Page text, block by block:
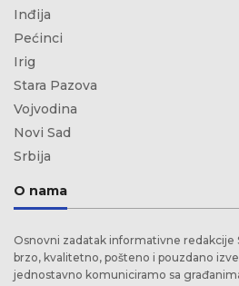
Inđija
Pećinci
Irig
Stara Pazova
Vojvodina
Novi Sad
Srbija
O nama
Osnovni zadatak informativne redakcije
brzo, kvalitetno, pošteno i pouzdano
jednostavno komuniciramo sa